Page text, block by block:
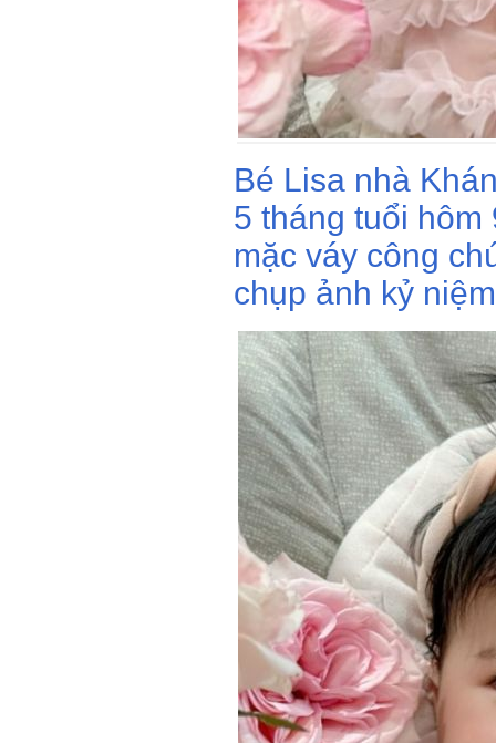
Bé Lisa nhà
5 tháng tuổi
mặc váy công
chụp ảnh kỷ